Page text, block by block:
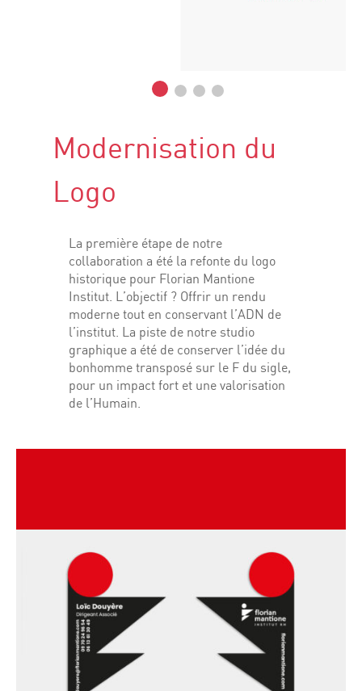
Modernisation du
Logo
La première étape de notre
collaboration a été la refonte du logo
historique pour Florian Mantione
Institut. L’objectif ? Offrir un rendu
moderne tout en conservant l’ADN de
l’institut. La piste de notre studio
graphique a été de conserver l’idée du
bonhomme transposé sur le F du sigle,
pour un impact fort et une valorisation
de l’Humain.